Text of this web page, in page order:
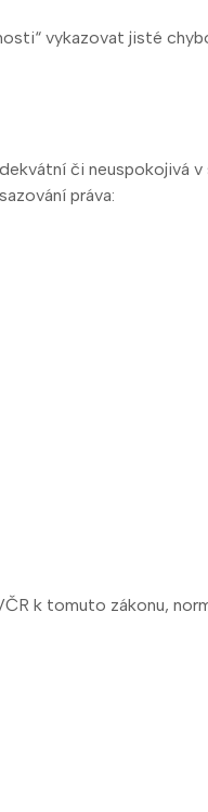
vykazovat jisté
či neuspokojivá
práva:
k tomuto zákonu,